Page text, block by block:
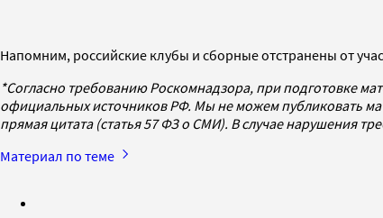
Напомним, российские клубы и сборные отстранены от
*Согласно требованию Роскомнадзора, при подготовке
официальных источников РФ. Мы не можем публиковать
прямая цитата (статья 57 ФЗ о СМИ). В случае нарушения
Материал по теме